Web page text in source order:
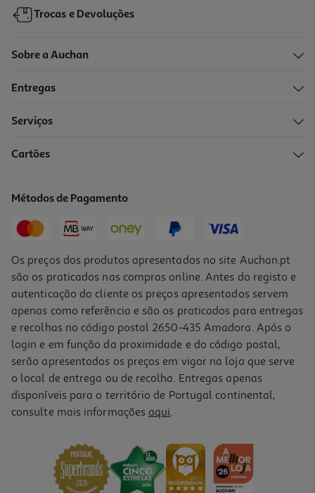
Caneta Gel Retratil Auchan Premium Preta + 2 Recargas
Trocas e Devoluções
Sobre a Auchan
Entregas
Serviços
Cartões
Métodos de Pagamento
Os preços dos produtos apresentados no site Auchan.pt
são os praticados nas compras online. Antes do registo e
autenticação do cliente os preços apresentados servem
apenas como referência e são os praticados para entregas
e recolhas no código postal 2650-435 Amadora. Após o
login e em função da proximidade e do código postal,
serão apresentados os preços em vigor na loja que serve
o local de entrega ou de recolha. Entregas apenas
disponíveis para o território de Portugal continental,
consulte mais informações aqui.